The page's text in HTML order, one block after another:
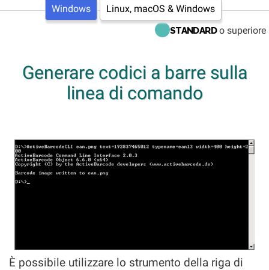
Windows Linux, macOS & Windows
STANDARDo superiore
Generare codici a barre sulla
linea di comando
È possibile utilizzare lo strumento della riga di